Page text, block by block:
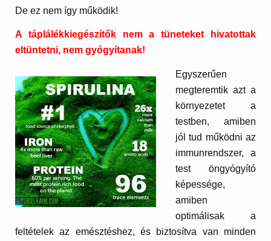
De ez nem így működik!
A táplálékkiegészítők nem a tüneteket hivatottak
eltüntetni, nem gyógyítanak!
Egyszerűen
megteremtik azt a
környezetet a
testben, amiben
jól tud működni az
immunrendszer, a
test öngyógyító
képessége,
amiben
optimálisak a
feltételek az emésztéshez, és biztosítva van minden